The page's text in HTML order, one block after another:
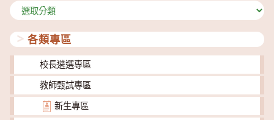
分
類
各類專區
校長遴選專區
教師甄試專區
新生專區